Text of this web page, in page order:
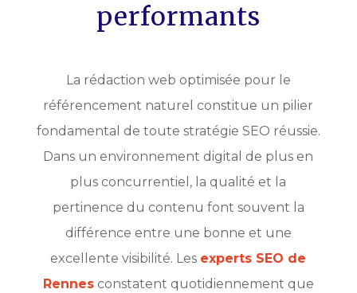
performants
La rédaction web optimisée pour le
référencement naturel constitue un pilier
fondamental de toute stratégie SEO réussie.
Dans un environnement digital de plus en
plus concurrentiel, la qualité et la
pertinence du contenu font souvent la
différence entre une bonne et une
excellente visibilité. Les experts SEO de
Rennesconstatent quotidiennement que